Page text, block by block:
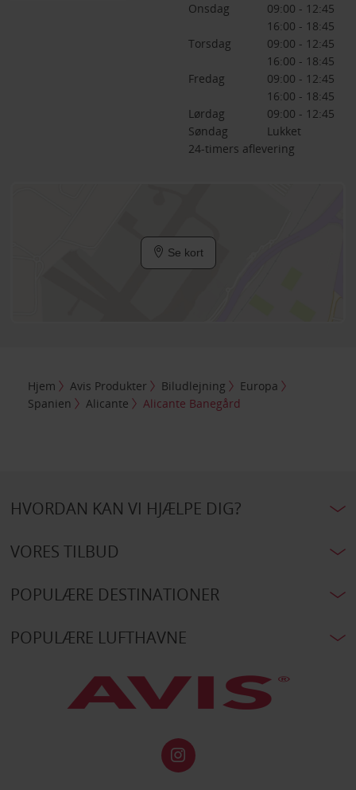
Onsdag
09:00 - 12:45
16:00 - 18:45
Torsdag
09:00 - 12:45
16:00 - 18:45
Fredag
09:00 - 12:45
16:00 - 18:45
Lørdag
09:00 - 12:45
Søndag
Lukket
24-timers aflevering
Se kort
Hjem Avis Produkter Biludlejning
Europa
Spanien
Alicante Alicante Banegård
HVORDAN KAN VI HJÆLPE DIG?
VORES TILBUD
POPULÆRE DESTINATIONER
POPULÆRE LUFTHAVNE